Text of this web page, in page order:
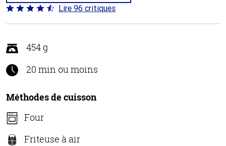
Coté
4.5 sur
Lire 96 critiques
454 g
20 min ou moins
Méthodes de cuisson
Four
Friteuse à air